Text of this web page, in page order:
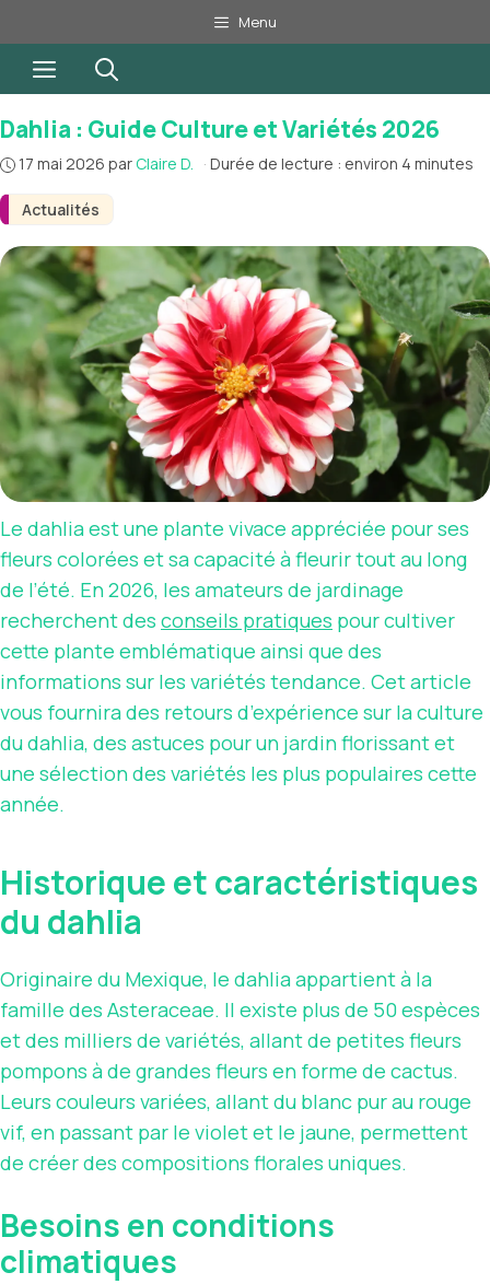
au
contenu
Menu
Menu
Actualités
Dahlia : Guide Culture et Variétés 2026
17 mai 2026 par Claire D. · Durée de lecture : environ 4 minutes
Le dahlia est une plante vivace appréciée pour ses
fleurs colorées et sa capacité à fleurir tout au long
de l’été. En 2026, les amateurs de jardinage
recherchent des conseils pratiques pour cultiver
cette plante emblématique ainsi que des
informations sur les variétés tendance. Cet article
vous fournira des retours d’expérience sur la culture
du dahlia, des astuces pour un jardin florissant et
une sélection des variétés les plus populaires cette
année.
Historique et caractéristiques
du dahlia
Originaire du Mexique, le dahlia appartient à la
famille des Asteraceae. Il existe plus de 50 espèces
et des milliers de variétés, allant de petites fleurs
pompons à de grandes fleurs en forme de cactus.
Leurs couleurs variées, allant du blanc pur au rouge
vif, en passant par le violet et le jaune, permettent
de créer des compositions florales uniques.
Besoins en conditions
climatiques